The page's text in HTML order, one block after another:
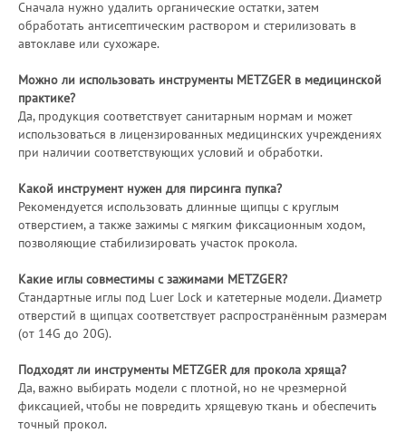
Сначала нужно удалить органические остатки, затем
обработать антисептическим раствором и стерилизовать в
автоклаве или сухожаре.
Можно ли использовать инструменты METZGER в медицинской
практике?
Да, продукция соответствует санитарным нормам и может
использоваться в лицензированных медицинских учреждениях
при наличии соответствующих условий и обработки.
Какой инструмент нужен для пирсинга пупка?
Рекомендуется использовать длинные щипцы с круглым
отверстием, а также зажимы с мягким фиксационным ходом,
позволяющие стабилизировать участок прокола.
Какие иглы совместимы с зажимами METZGER?
Стандартные иглы под Luer Lock и катетерные модели. Диаметр
отверстий в щипцах соответствует распространённым размерам
(от 14G до 20G).
Подходят ли инструменты METZGER для прокола хряща?
Да, важно выбирать модели с плотной, но не чрезмерной
фиксацией, чтобы не повредить хрящевую ткань и обеспечить
точный прокол.